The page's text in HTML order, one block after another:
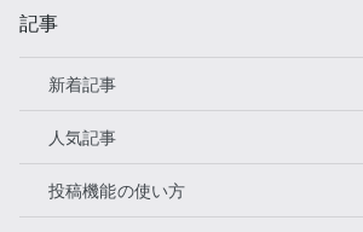
記事
新着記事
人気記事
投稿機能の使い方